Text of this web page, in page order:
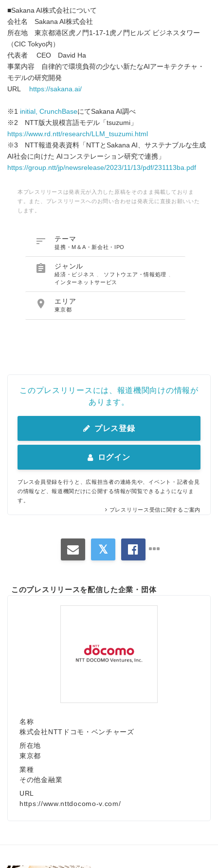
■Sakana AI株式会社について
会社名 Sakana AI株式会社
所在地 東京都港区虎ノ門1-17-1虎ノ門ヒルズ ビジネスタワー
（CIC Tokyo内）​
代表者 CEO David Ha
事業内容 自律的で環境負荷の少ない新たなAIアーキテクチャ・
モデルの研究開発​
URL
https://sakana.ai/
※1 initial, CrunchBaseにてSakana AI調べ
※2 NTT版大規模言語モデル「tsuzumi」
https://www.rd.ntt/research/LLM_tsuzumi.html
※3 NTT報道発表資料「NTTとSakana AI、サステナブルな生成
AI社会に向けた AIコンステレーション研究で連携」
https://group.ntt/jp/newsrelease/2023/11/13/pdf/231113ba.pdf
本プレスリリースは発表元が入力した原稿をそのまま掲載しておりま
す。また、プレスリリースへのお問い合わせは発表元に直接お願いいた
します。
 テーマ
提携・M＆A・新会社・IPO
 ジャンル
経済・ビジネス ソフトウエア・情報処理
インターネットサービス
 エリア
東京都
このプレスリリースには、報道機関向けの情報が
あります。
プレス登録
ログイン
プレス会員登録を行うと、広報担当者の連絡先や、イベント・記者会見
の情報など、報道機関だけに公開する情報が閲覧できるようになりま
す。
プレスリリース受信に関するご案内
このプレスリリースを配信した企業・団体
名称
株式会社NTTドコモ・ベンチャーズ
所在地
東京都
業種
その他金融業
URL
https://www.nttdocomo-v.com/